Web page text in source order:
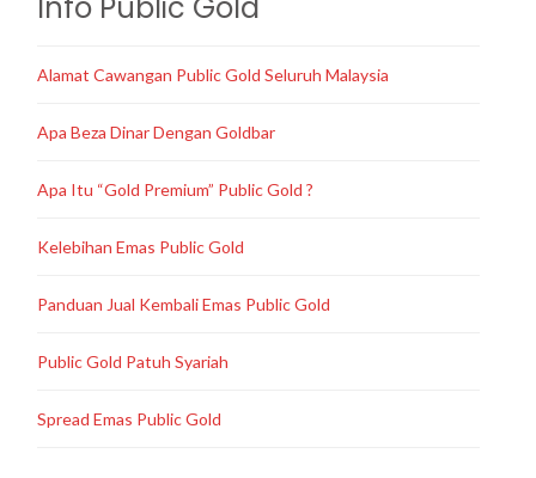
Info Public Gold
Alamat Cawangan Public Gold Seluruh Malaysia
Apa Beza Dinar Dengan Goldbar
Apa Itu “Gold Premium” Public Gold ?
Kelebihan Emas Public Gold
Panduan Jual Kembali Emas Public Gold
Public Gold Patuh Syariah
Spread Emas Public Gold